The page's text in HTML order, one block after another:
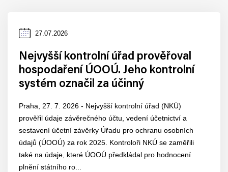
Datum
27.07.2026
Nejvyšší kontrolní úřad prověřoval
hospodaření ÚOOÚ. Jeho kontrolní
systém označil za účinný
Praha, 27. 7. 2026 - Nejvyšší kontrolní úřad (NKÚ)
prověřil údaje závěrečného účtu, vedení účetnictví a
sestavení účetní závěrky Úřadu pro ochranu osobních
údajů (ÚOOÚ) za rok 2025. Kontroloři NKÚ se zaměřili
také na údaje, které ÚOOÚ předkládal pro hodnocení
plnění státního ro...